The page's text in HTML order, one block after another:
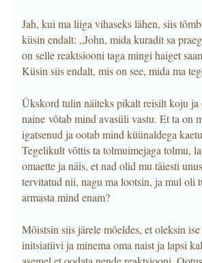
Jah, kui ma liiga vihaseks lähen, siis
küsin endalt: „John, mida kuradit sa
on selle reaktsiooni taga mingi haiget
Küsin siis endalt, mis on see, mida ma
Ükskord tulin näiteks pikalt reisilt koju ja
naine võtab mind avasüli vastu. Et ta on
igatsenud ja ootab mind küünaldega
Tegelikult võttis ta tolmuimejaga tolmu,
omaette ja näis, et nad olid mu täiesti
tervitatud nii, nagu ma lootsin, ja mul oli
armasta mind enam?
Mõistsin siis järele mõeldes, et oleksin
initsiatiivi ja minema oma naist ja lapsi